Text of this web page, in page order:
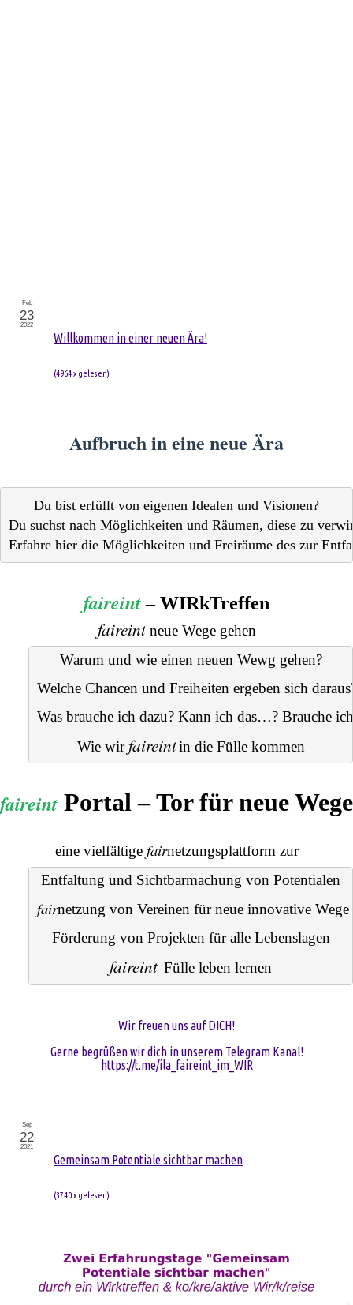
Willkommen in einer neuen Ära!
(4964 x gelesen)
Feb
23
2022
Aufbruch in eine neue Ära
Du bist erfüllt von eigenen Idealen und Visionen?
Du suchst nach Möglichkeiten und Räumen, diese zu
Erfahre hier die Möglichkeiten und Freiräume des zur
faireint– WIRkTreffen
faireintneue Wege gehen
Warum und wie einen neuen Wewg gehen?
Welche Chancen und Freiheiten ergeben sich
Was brauche ich dazu? Kann ich das…? Brauche
Wie wir faireintin die Fülle kommen
faireint Portal – Tor für neue Wege
eine vielfältige fairnetzungsplattform zur
Entfaltung und Sichtbarmachung von Potentialen
fairnetzung von Vereinen für neue innovative Wege
Förderung von Projekten für alle Lebenslagen
faireint Fülle leben lernen
Wir freuen uns auf DICH!
Gerne begrüßen wir dich in unserem Telegram Kanal!
https://t.me/ila_faireint_im_WIR
Gemeinsam Potentiale sichtbar machen
(3740 x gelesen)
Sep
22
2021